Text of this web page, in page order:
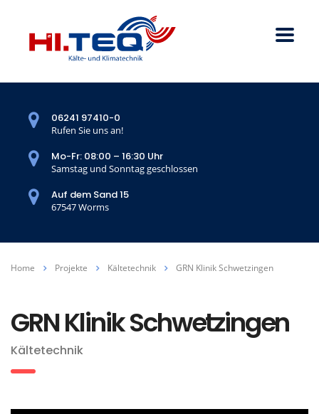
06241 97410-0
Rufen Sie uns an!
Mo-Fr: 08:00 – 16:30 Uhr
Samstag und Sonntag geschlossen
Auf dem Sand 15
67547 Worms
Home Projekte Kältetechnik GRN Klinik Schwetzingen
GRN Klinik Schwetzingen
Kältetechnik